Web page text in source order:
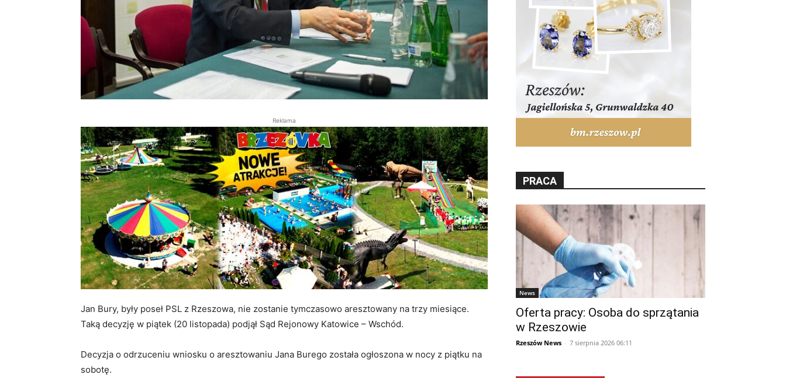
Reklama
Jan Bury, były poseł PSL z Rzeszowa, nie zostanie tymczasowo aresztowany na trzy miesiące.
Taką decyzję w piątek (20 listopada) podjął Sąd Rejonowy Katowice – Wschód.
Decyzja o odrzuceniu wniosku o aresztowaniu Jana Burego została ogłoszona w nocy z piątku na
sobotę.
PRACA
News
Oferta pracy: Osoba do sprzątania
w Rzeszowie
Rzeszów News - 7 sierpnia 2026 06:11